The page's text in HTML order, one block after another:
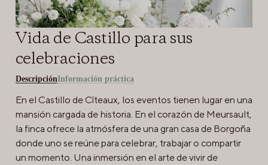
Vida de Castillo para sus
celebraciones
DescripciónInformación práctica
En el Castillo de Cîteaux, los eventos tienen lugar en una
mansión cargada de historia. En el corazón de Meursault,
la finca ofrece la atmósfera de una gran casa de Borgoña
donde uno se reúne para celebrar, trabajar o compartir
un momento. Una inmersión en el arte de vivir de